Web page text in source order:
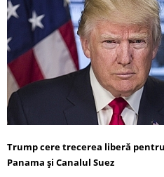
Trump cere trecerea liberă
Panama și Canalul Suez